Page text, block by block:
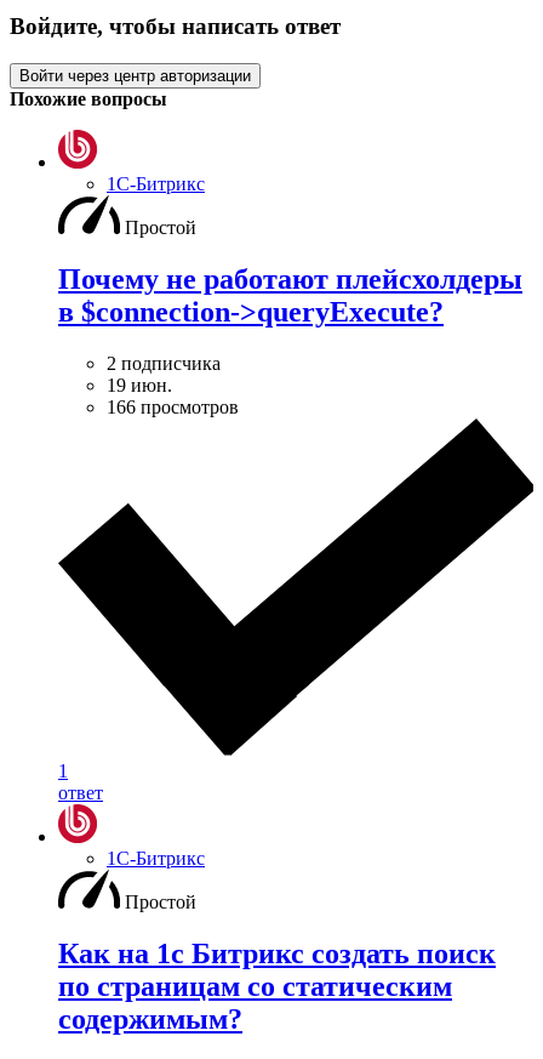
Войдите, чтобы написать ответ
Войти через центр авторизации
Похожие вопросы
1С-Битрикс
Простой
Почему не работают плейсхолдеры
в $connection->queryExecute?
2 подписчика
19 июн.
166 просмотров
1
ответ
1С-Битрикс
Простой
Как на 1с Битрикс создать поиск
по страницам со статическим
содержимым?